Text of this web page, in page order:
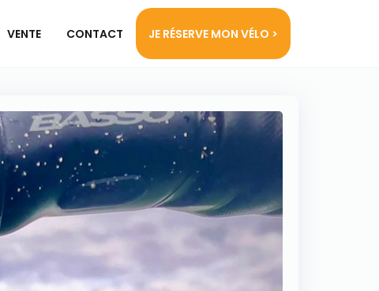
VENTE CONTACT JE RÉSERVE MON VÉLO >